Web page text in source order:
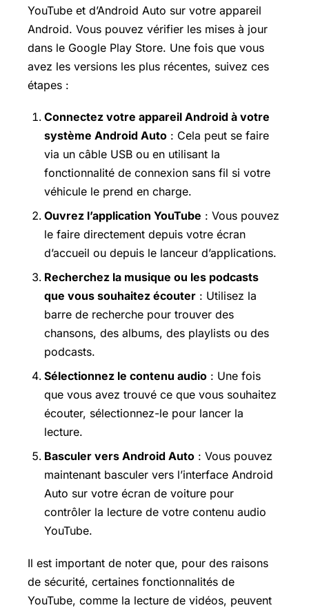
YouTube et d’Android Auto sur votre appareil
Android. Vous pouvez vérifier les mises à jour
dans le Google Play Store. Une fois que vous
avez les versions les plus récentes, suivez ces
étapes :
Connectez votre appareil Android à votre
système Android Auto : Cela peut se faire
via un câble USB ou en utilisant la
fonctionnalité de connexion sans fil si votre
véhicule le prend en charge.
Ouvrez l’application YouTube : Vous pouvez
le faire directement depuis votre écran
d’accueil ou depuis le lanceur d’applications.
Recherchez la musique ou les podcasts
que vous souhaitez écouter : Utilisez la
barre de recherche pour trouver des
chansons, des albums, des playlists ou des
podcasts.
Sélectionnez le contenu audio : Une fois
que vous avez trouvé ce que vous souhaitez
écouter, sélectionnez-le pour lancer la
lecture.
Basculer vers Android Auto : Vous pouvez
maintenant basculer vers l’interface Android
Auto sur votre écran de voiture pour
contrôler la lecture de votre contenu audio
YouTube.
Il est important de noter que, pour des raisons
de sécurité, certaines fonctionnalités de
YouTube, comme la lecture de vidéos, peuvent